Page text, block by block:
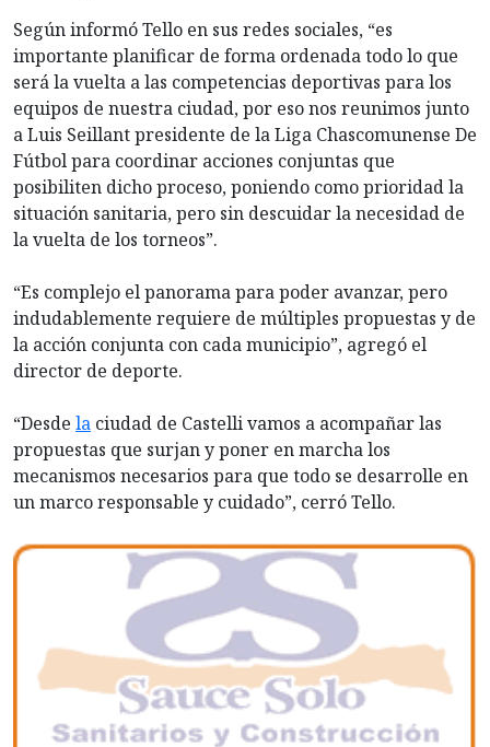
Según informó Tello en sus redes sociales, “es
importante planificar de forma ordenada todo lo que
será la vuelta a las competencias deportivas para los
equipos de nuestra ciudad, por eso nos reunimos junto
a Luis Seillant presidente de la Liga Chascomunense De
Fútbol para coordinar acciones conjuntas que
posibiliten dicho proceso, poniendo como prioridad la
situación sanitaria, pero sin descuidar la necesidad de
la vuelta de los torneos”.
“Es complejo el panorama para poder avanzar, pero
indudablemente requiere de múltiples propuestas y de
la acción conjunta con cada municipio”, agregó el
director de deporte.
“Desde la ciudad de Castelli vamos a acompañar las
propuestas que surjan y poner en marcha los
mecanismos necesarios para que todo se desarrolle en
un marco responsable y cuidado”, cerró Tello.